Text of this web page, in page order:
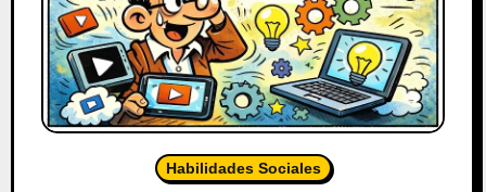
Habilidades Sociales